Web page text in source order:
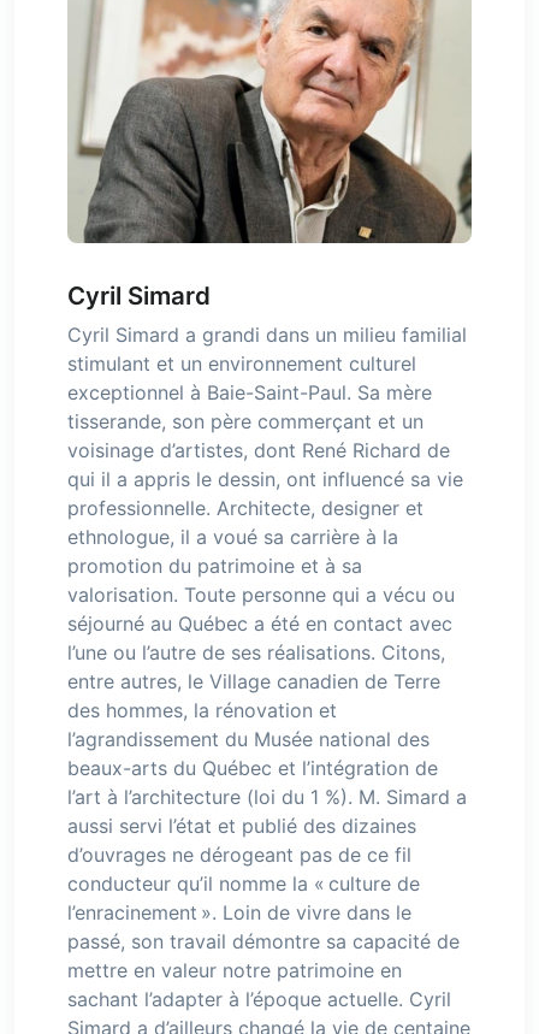
Cyril Simard
Cyril Simard a grandi dans un milieu familial
stimulant et un environnement culturel
exceptionnel à Baie-Saint-Paul. Sa mère
tisserande, son père commerçant et un
voisinage d’artistes, dont René Richard de
qui il a appris le dessin, ont influencé sa vie
professionnelle. Architecte, designer et
ethnologue, il a voué sa carrière à la
promotion du patrimoine et à sa
valorisation. Toute personne qui a vécu ou
séjourné au Québec a été en contact avec
l’une ou l’autre de ses réalisations. Citons,
entre autres, le Village canadien de Terre
des hommes, la rénovation et
l’agrandissement du Musée national des
beaux-arts du Québec et l’intégration de
l’art à l’architecture (loi du 1 %). M. Simard a
aussi servi l’état et publié des dizaines
d’ouvrages ne dérogeant pas de ce fil
conducteur qu’il nomme la « culture de
l’enracinement ». Loin de vivre dans le
passé, son travail démontre sa capacité de
mettre en valeur notre patrimoine en
sachant l’adapter à l’époque actuelle. Cyril
Simard a d’ailleurs changé la vie de centaine